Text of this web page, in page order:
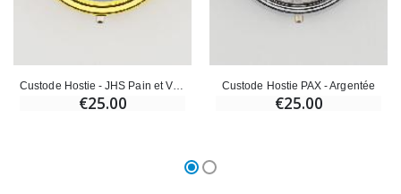
Custode Hostie - JHS Pain et Vin de la Vie
€25.00
Custode Hostie PAX - Argentée
€25.00